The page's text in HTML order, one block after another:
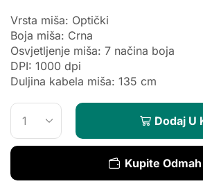
Vrsta miša: Optički
Boja miša: Crna
Osvjetljenje miša: 7 načina boja
DPI: 1000 dpi
Duljina kabela miša: 135 cm
Dodaj U
Kupite Odmah